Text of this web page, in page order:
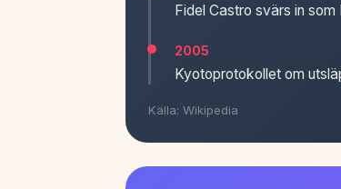
Fidel Castro svärs in som
2005
Kyotoprotokollet om
Källa: Wikipedia